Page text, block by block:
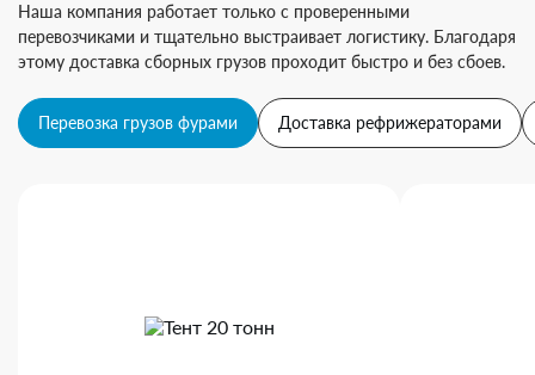
Наша компания работает только с проверенными
перевозчиками и тщательно выстраивает логистику. Благодаря
этому доставка сборных грузов проходит быстро и без сбоев.
Перевозка грузов фурами Доставка рефрижераторами